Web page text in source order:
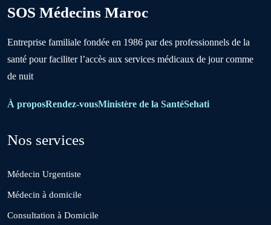
Boujniba
Boulanouare
Bouznika
Deroua
El Borouj
El Gara
SOS Médecins Maroc
Entreprise familiale fondée en 1986 par des professionnels de la
santé pour faciliter l’accès aux services médicaux de jour comme
de nuit
À proposRendez-vousMinistère de la SantéSehati
Nos services
Médecin Urgentiste
Médecin à domicile
Consultation à Domicile